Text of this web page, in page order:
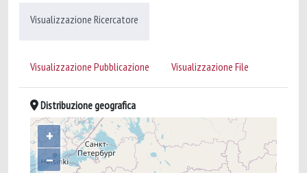
Visualizzazione Ricercatore
Visualizzazione Pubblicazione Visualizzazione File
Distribuzione geografica
+
–